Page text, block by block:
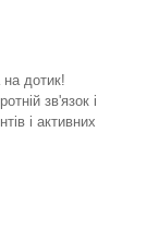
дотик!
зв'язок і
і активних